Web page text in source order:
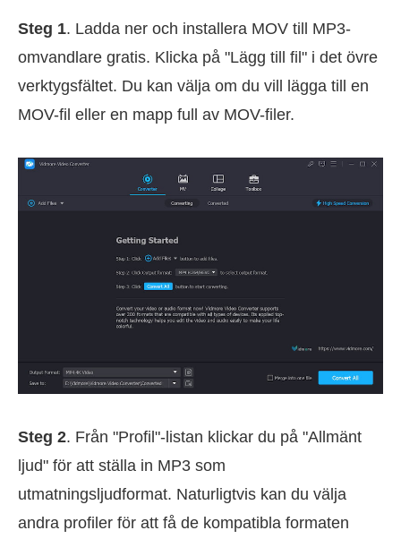
Steg 1. Ladda ner och installera MOV till MP3-
omvandlare gratis. Klicka på "Lägg till fil" i det övre
verktygsfältet. Du kan välja om du vill lägga till en
MOV-fil eller en mapp full av MOV-filer.
Steg 2. Från "Profil"-listan klickar du på "Allmänt
ljud" för att ställa in MP3 som
utmatningsljudformat. Naturligtvis kan du välja
andra profiler för att få de kompatibla formaten